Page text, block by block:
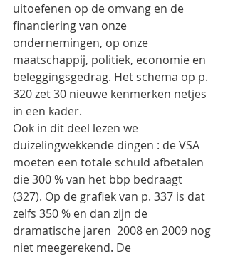
uitoefenen op de omvang en de
financiering van onze
ondernemingen, op onze
maatschappij, politiek, economie en
beleggingsgedrag. Het schema op p.
320 zet 30 nieuwe kenmerken netjes
in een kader.
Ook in dit deel lezen we
duizelingwekkende dingen : de VSA
moeten een totale schuld afbetalen
die 300 % van het bbp bedraagt
(327). Op de grafiek van p. 337 is dat
zelfs 350 % en dan zijn de
dramatische jaren  2008 en 2009 nog
niet meegerekend. De